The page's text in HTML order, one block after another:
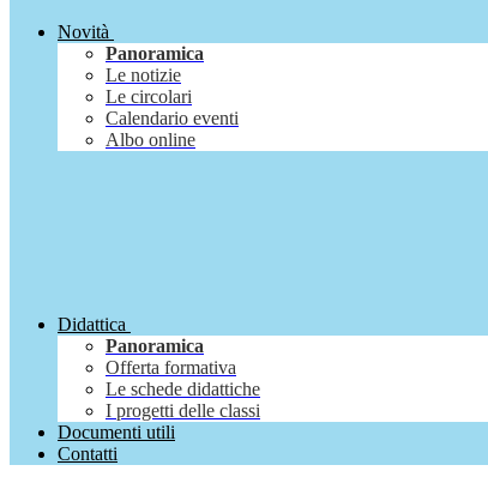
Novità
Panoramica
Le notizie
Le circolari
Calendario eventi
Albo online
Didattica
Panoramica
Offerta formativa
Le schede didattiche
I progetti delle classi
Documenti utili
Contatti